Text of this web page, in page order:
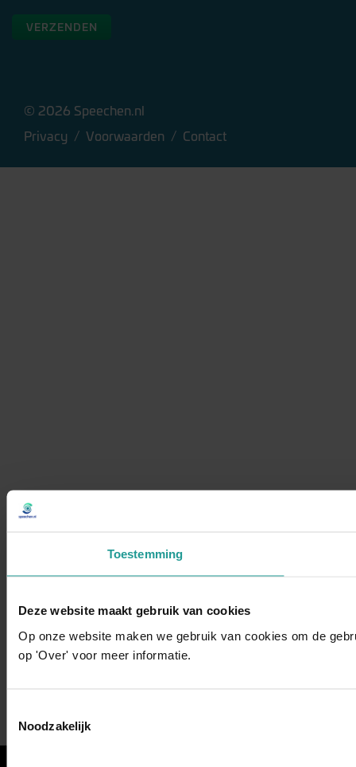
Toestemming
Deze website maakt gebruik van cookies
Op onze website maken we gebruik van cookies om de
op 'Over' voor meer informatie.
Noodzakelijk
VERZENDEN
© 2026 Speechen.nl
Privacy / Voorwaarden / Contact